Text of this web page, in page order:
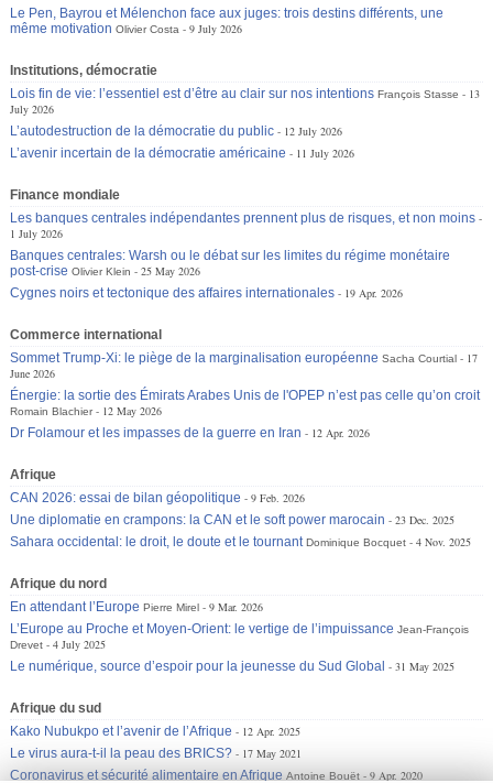
Le Pen, Bayrou et Mélenchon face aux juges: trois destins différents, une
même motivation Olivier Costa 9 July 2026
Institutions, démocratie
Lois fin de vie: l’essentiel est d’être au clair sur nos intentions François Stasse
13
July 2026
L’autodestruction de la démocratie du public
12 July 2026
L’avenir incertain de la démocratie américaine
11 July 2026
Finance mondiale
Les banques centrales indépendantes prennent plus de risques, et non moins
1 July 2026
Banques centrales: Warsh ou le débat sur les limites du régime monétaire
post-crise Olivier Klein
25 May 2026
Cygnes noirs et tectonique des affaires internationales
19 Apr. 2026
Commerce international
Sommet Trump-Xi: le piège de la marginalisation européenne Sacha Courtial
17
June 2026
Énergie: la sortie des Émirats Arabes Unis de l'OPEP n’est pas celle qu’on croit
Romain Blachier
12 May 2026
Dr Folamour et les impasses de la guerre en Iran
12 Apr. 2026
Afrique
CAN 2026: essai de bilan géopolitique
9 Feb. 2026
Une diplomatie en crampons: la CAN et le soft power marocain
23 Dec. 2025
Sahara occidental: le droit, le doute et le tournant Dominique Bocquet 4 Nov. 2025
Afrique du nord
En attendant l’Europe Pierre Mirel
9 Mar. 2026
L’Europe au Proche et Moyen-Orient: le vertige de l’impuissance Jean-François
Drevet
4 July 2025
Le numérique, source d’espoir pour la jeunesse du Sud Global
31 May 2025
Afrique du sud
Kako Nubukpo et l’avenir de l’Afrique
12 Apr. 2025
Le virus aura-t-il la peau des BRICS?
17 May 2021
Coronavirus et sécurité alimentaire en Afrique Antoine Bouët 9 Apr. 2020